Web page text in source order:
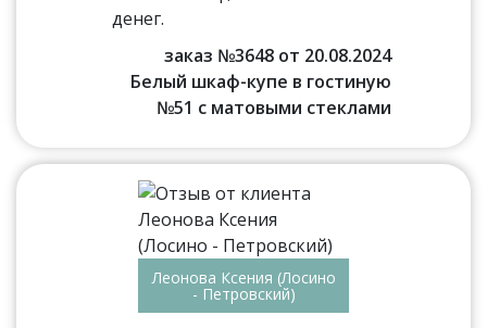
денег.
заказ №3648 от 20.08.2024
Белый шкаф-купе в гостиную
№51 с матовыми стеклами
Леонова Ксения (Лосино
- Петровский)